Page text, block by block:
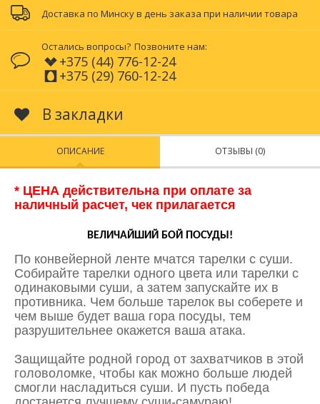
Доставка по Минску в день заказа при наличии товара
Остались вопросы? Позвоните нам:
+375 (44) 776-12-24
+375 (29) 760-12-24
В закладки
ОПИСАНИЕ ОТЗЫВЫ (0)
* ЦЕНА действительна при оплате за
наличный расчет, чек прилагается
ВЕЛИЧАЙШИЙ БОЙ ПОСУДЫ!
По конвейерной ленте мчатся тарелки с суши.
Собирайте тарелки одного цвета или тарелки с
одинаковыми суши, а затем запускайте их в
противника. Чем больше тарелок вы соберете и
чем выше будет ваша гора посуды, тем
разрушительнее окажется ваша атака.
Защищайте родной город от захватчиков в этой
головоломке, чтобы как можно больше людей
смогли насладиться суши. И пусть победа